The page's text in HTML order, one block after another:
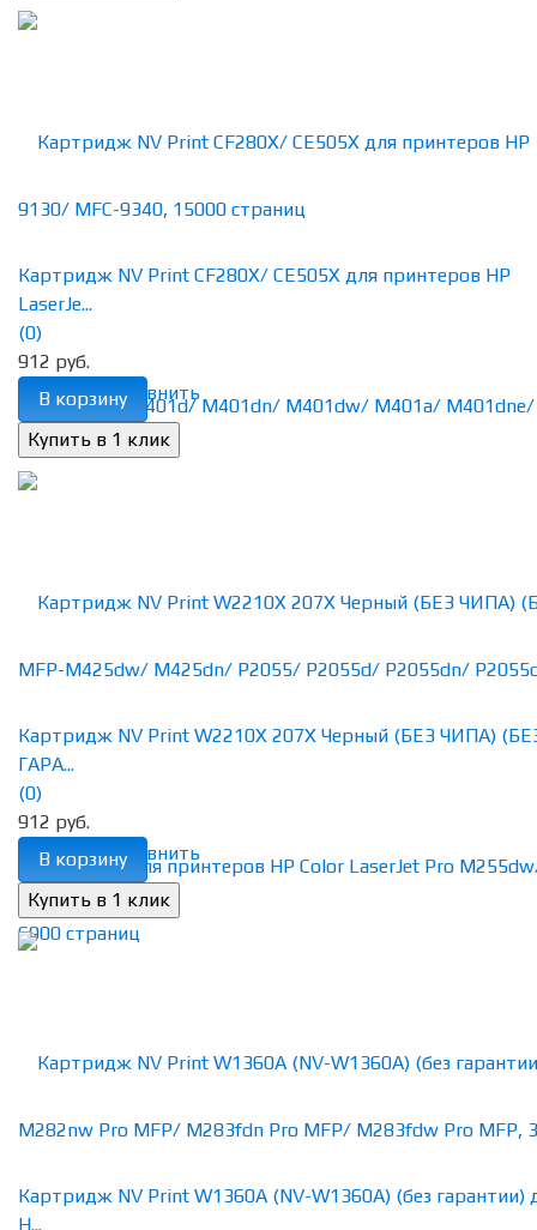
избранное сравнить
Картридж NV Print CF280X/ CE505X для принтеров HP
LaserJe...
(0)
912 руб.
В корзину
избранное сравнить
Картридж NV Print W2210X 207X Черный (БЕЗ ЧИПА)
ГАРА...
(0)
912 руб.
В корзину
Картридж NV Print W1360A (NV-W1360A) (без гарантии)
H...